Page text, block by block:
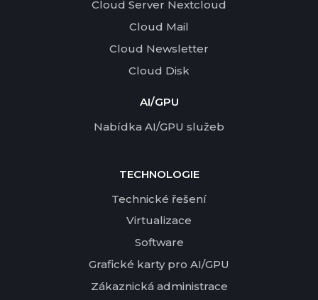
Cloud Server Nextcloud
Cloud Mail
Cloud Newsletter
Cloud Disk
AI/GPU
Nabídka AI/GPU služeb
TECHNOLOGIE
Technické řešení
Virtualizace
Software
Grafické karty pro AI/GPU
Zákaznická administrace